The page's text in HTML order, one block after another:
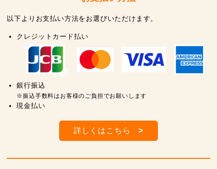
以下よりお支払い方法をお選びいただけます。
クレジットカード払い
銀行振込
※振込手数料はお客様のご負担でお願いします
現金払い
詳しくはこちら>